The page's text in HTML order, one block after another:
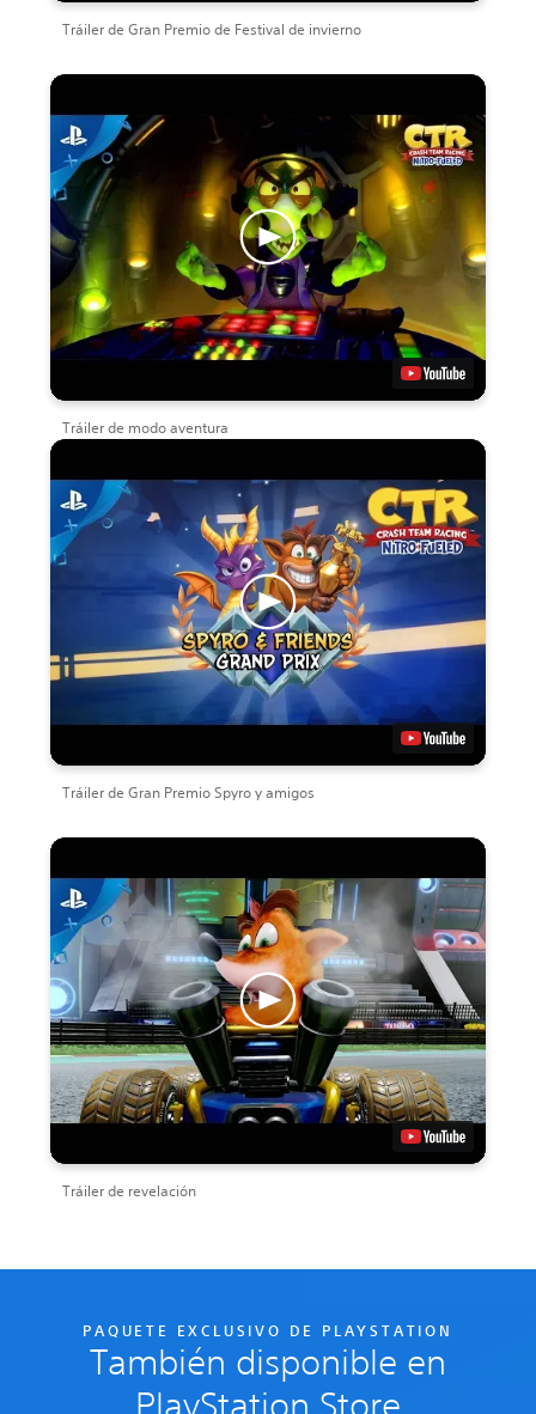
Tráiler de Gran Premio de Festival de invierno
Tráiler de modo aventura
Tráiler de Gran Premio Spyro y amigos
Tráiler de revelación
PAQUETE EXCLUSIVO DE PLAYSTATION
También disponible en
PlayStation Store